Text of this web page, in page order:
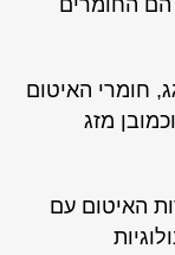
הם החומרים
חומרי האיטום
מזג
האיטום עם